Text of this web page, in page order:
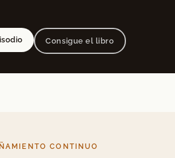
Consigue el libro
CONTINUO